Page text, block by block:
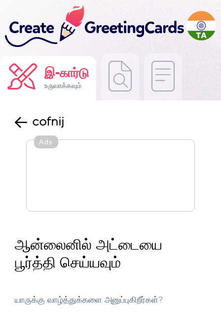
இ-கார்டு
உருவாக்கவும்
cofnij
Ads
ஆன்லைனில் அட்டையை
பூர்த்தி செய்யவும்
யாருக்கு வாழ்த்துக்களை அனுப்புகிறீர்கள்?